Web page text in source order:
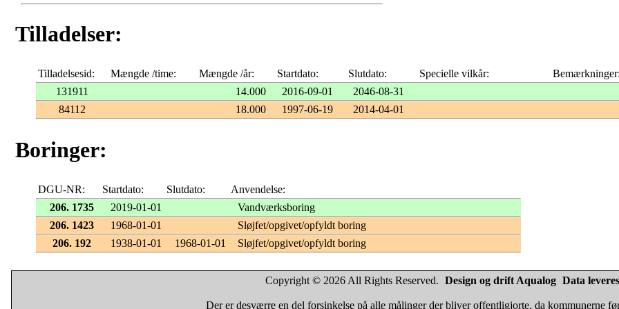
Tilladelser:
Tilladelsesid: Mængde /time: Mængde /år: Startdato: Slutdato: Specielle vilkår:
Bemærkninger:
131911
14.000 2016-09-01
2046-08-31
84112
18.000 1997-06-19 2014-04-01
Boringer:
DGU-NR: Startdato: Slutdato:
Anvendelse:
206. 1735
2019-01-01
Vandværksboring
206. 1423
1968-01-01
Sløjfet/opgivet/opfyldt boring
206. 192
1938-01-01 1968-01-01 Sløjfet/opgivet/opfyldt boring
Copyright © 2026 All Rights Reserved. Design og drift Aqualog Data
Der er desværre en del forsinkelse på alle målinger der bliver offentligjorte, da kommunerne